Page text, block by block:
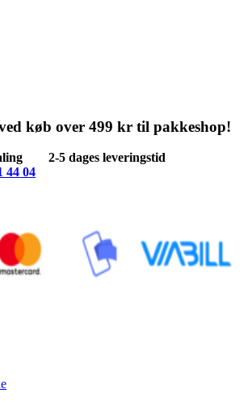
køb over 499 kr til pakkeshop!
2-5 dages leveringstid
44 04